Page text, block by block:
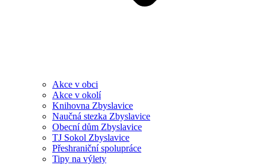
Akce v obci
Akce v okolí
Knihovna Zbyslavice
Naučná stezka Zbyslavice
Obecní dům Zbyslavice
TJ Sokol Zbyslavice
Přeshraniční spolupráce
Tipy na výlety